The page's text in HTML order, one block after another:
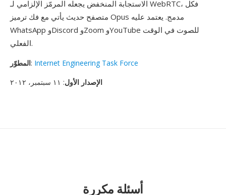
الاستجابة المنخفض يجعله المرمّز الإلزامي لـ WebRTC، فكل
متصفح حديث يأتي مع فك ترميز Opus مدمج. يعتمد عليه
WhatsApp وDiscord وZoom وYouTube للصوت في الوقت
الفعلي.
المطوّر: Internet Engineering Task Force
الإصدار الأول: ١١ سبتمبر، ٢٠١٢
أسئلة مكررة